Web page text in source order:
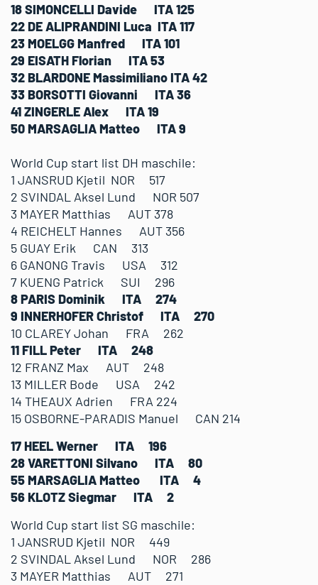
18 SIMONCELLI Davide ITA 125
22 DE ALIPRANDINI Luca ITA 117
23 MOELGG Manfred ITA 101
29 EISATH Florian ITA 53
32 BLARDONE Massimiliano ITA 42
33 BORSOTTI Giovanni ITA 36
41 ZINGERLE Alex ITA 19
50 MARSAGLIA Matteo ITA 9
World Cup start list DH maschile:
1 JANSRUD Kjetil NOR 517
2 SVINDAL Aksel Lund NOR 507
3 MAYER Matthias AUT 378
4 REICHELT Hannes AUT 356
5 GUAY Erik CAN 313
6 GANONG Travis USA 312
7 KUENG Patrick SUI 296
8 PARIS Dominik ITA 274
9 INNERHOFER Christof ITA 270
10 CLAREY Johan FRA 262
11 FILL Peter ITA 248
12 FRANZ Max AUT 248
13 MILLER Bode USA 242
14 THEAUX Adrien FRA 224
15 OSBORNE-PARADIS Manuel CAN 214
17 HEEL Werner ITA 196
28 VARETTONI Silvano ITA 80
55 MARSAGLIA Matteo ITA 4
56 KLOTZ Siegmar ITA 2
World Cup start list SG maschile:
1 JANSRUD Kjetil NOR 449
2 SVINDAL Aksel Lund NOR 286
3 MAYER Matthias AUT 271